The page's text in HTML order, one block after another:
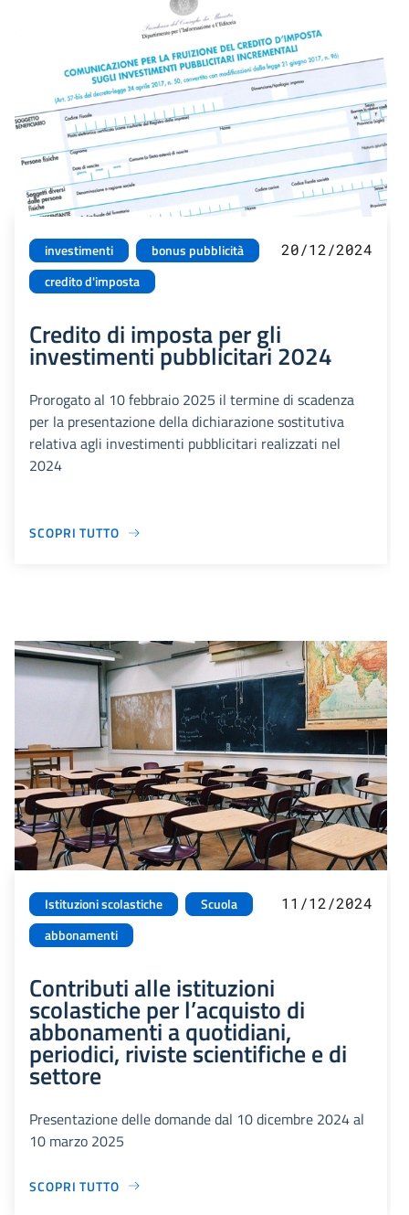
investimenti
bonus pubblicità
credito d'imposta
20/12/2024
Credito di imposta per gli
investimenti pubblicitari 2024
Prorogato al 10 febbraio 2025 il termine di scadenza
per la presentazione della dichiarazione sostitutiva
relativa agli investimenti pubblicitari realizzati nel
2024
SCOPRI TUTTO
Istituzioni scolastiche
Scuola
abbonamenti
11/12/2024
Contributi alle istituzioni
scolastiche per l’acquisto di
abbonamenti a quotidiani,
periodici, riviste scientifiche e di
settore
Presentazione delle domande dal 10 dicembre 2024 al
10 marzo 2025
SCOPRI TUTTO